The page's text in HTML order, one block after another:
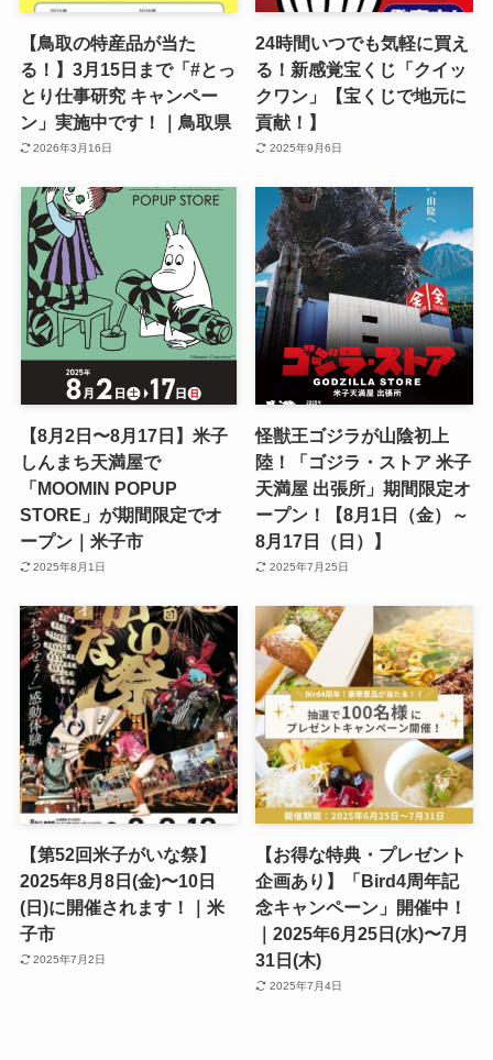
【鳥取の特産品が当た
る！】3月15日まで「#とっ
とり仕事研究 キャンペー
ン」実施中です！｜鳥取県
2026年3月16日
24時間いつでも気軽に買え
る！新感覚宝くじ「クイッ
クワン」【宝くじで地元に
貢献！】
2025年9月6日
【8月2日〜8月17日】米子
しんまち天満屋で
「MOOMIN POPUP
STORE」が期間限定でオ
ープン｜米子市
2025年8月1日
怪獣王ゴジラが山陰初上
陸！「ゴジラ・ストア 米子
天満屋 出張所」期間限定オ
ープン！【8月1日（金）～
8月17日（日）】
2025年7月25日
【第52回米子がいな祭】
2025年8月8日(金)〜10日
(日)に開催されます！｜米
子市
2025年7月2日
【お得な特典・プレゼント
企画あり】「Bird4周年記
念キャンペーン」開催中！
｜2025年6月25日(水)〜7月
31日(木)
2025年7月4日